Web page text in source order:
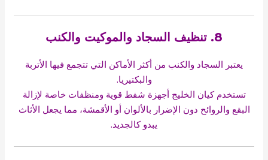
8. تنظيف السجاد والموكيت والكنب
يعتبر السجاد والكنب من أكثر الأماكن التي تتجمع فيها الأتربة
والبكتيريا.
تستخدم كيان الخليج أجهزة شفط قوية ومنظفات خاصة لإزالة
البقع والروائح دون الإضرار بالألوان أو الأقمشة، مما يجعل الأثاث
يبدو كالجديد.